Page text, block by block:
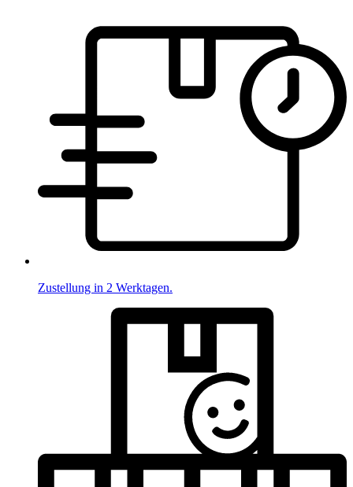
Zustellung in 2 Werktagen.